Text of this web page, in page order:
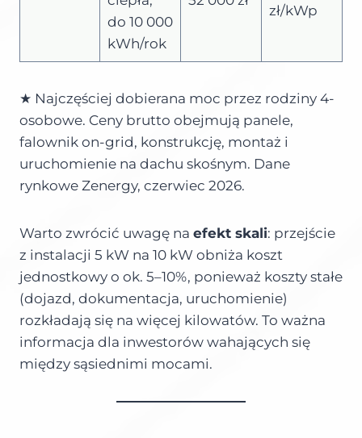
do 10 000
kWh/rok
zł/kWp
★ Najczęściej dobierana moc przez rodziny 4-
osobowe. Ceny brutto obejmują panele,
falownik on-grid, konstrukcję, montaż i
uruchomienie na dachu skośnym. Dane
rynkowe Zenergy, czerwiec 2026.
Warto zwrócić uwagę na efekt skali: przejście
z instalacji 5 kW na 10 kW obniża koszt
jednostkowy o ok. 5–10%, ponieważ koszty stałe
(dojazd, dokumentacja, uruchomienie)
rozkładają się na więcej kilowatów. To ważna
informacja dla inwestorów wahających się
między sąsiednimi mocami.